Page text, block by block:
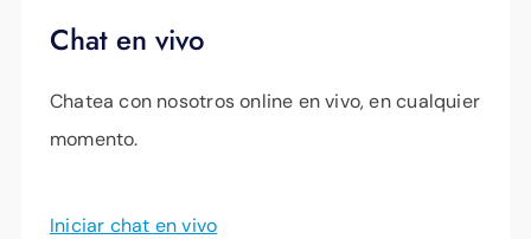
Chat en vivo
Chatea con nosotros online en vivo, en cualquier
momento.
Iniciar chat en vivo